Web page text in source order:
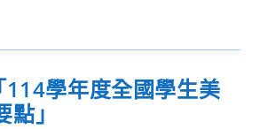
學年度全國學生美
」